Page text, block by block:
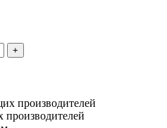
+
производителей